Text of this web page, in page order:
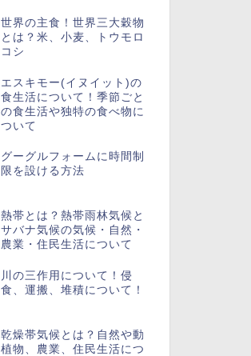
世界の主食！世界三大穀物
とは？米、小麦、トウモロ
コシ
エスキモー(イヌイット)の
食生活について！季節ごと
の食生活や独特の食べ物に
ついて
グーグルフォームに時間制
限を設ける方法
熱帯とは？熱帯雨林気候と
サバナ気候の気候・自然・
農業・住民生活について
川の三作用について！侵
食、運搬、堆積について！
乾燥帯気候とは？自然や動
植物、農業、住民生活につ